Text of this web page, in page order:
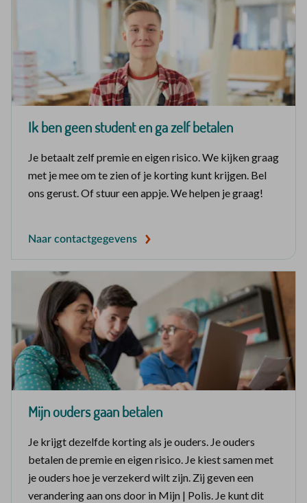
Ik ben geen student en ga zelf betalen
Je betaalt zelf premie en eigen risico. We kijken graag
met je mee om te zien of je korting kunt krijgen. Bel
ons gerust. Of stuur een appje. We helpen je graag!
Naar contactgegevens
Mijn ouders gaan betalen
Je krijgt dezelfde korting als je ouders. Je ouders
betalen de premie en eigen risico. Je kiest samen met
je ouders hoe je verzekerd wilt zijn. Zij geven een
verandering aan ons door in Mijn | Polis. Je kunt dit